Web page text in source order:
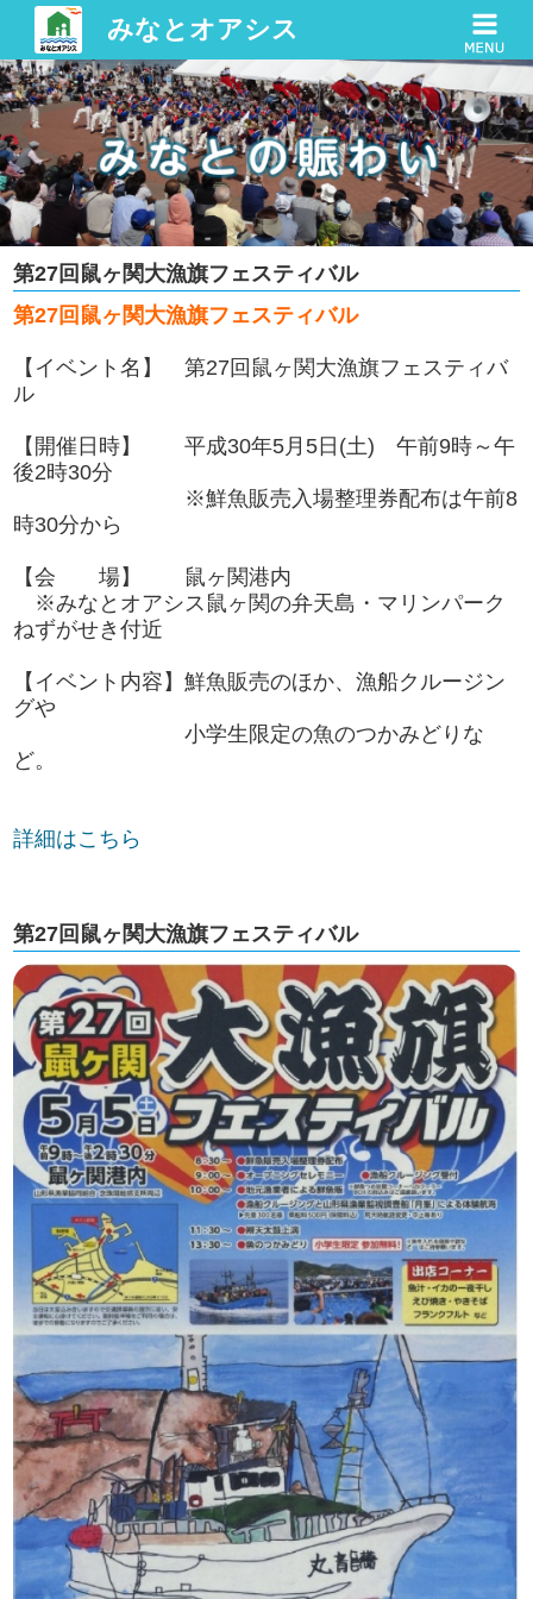
みなとオアシス
第27回鼠ヶ関大漁旗フェスティバル
第27回鼠ヶ関大漁旗フェスティバル
【イベント名】 第27回鼠ヶ関大漁旗フェスティバ
ル
【開催日時】 平成30年5月5日(土) 午前9時～午
後2時30分
※鮮魚販売入場整理券配布は午前8
時30分から
【会 場】 鼠ヶ関港内
※みなとオアシス鼠ヶ関の弁天島・マリンパーク
ねずがせき付近
【イベント内容】鮮魚販売のほか、漁船クルージン
グや
小学生限定の魚のつかみどりな
ど。
詳細はこちら
第27回鼠ヶ関大漁旗フェスティバル